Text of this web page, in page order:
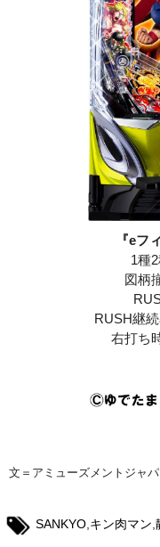
『eフ
1種
図柄
RUSH継
右打ち
文＝アミューズメントジャ
SANKYO,キン肉マン,